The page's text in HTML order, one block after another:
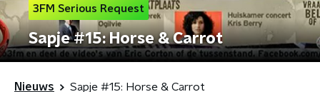
3FM Serious Request
Sapje #15: Horse & Carrot
Nieuws Sapje #15: Horse & Carrot